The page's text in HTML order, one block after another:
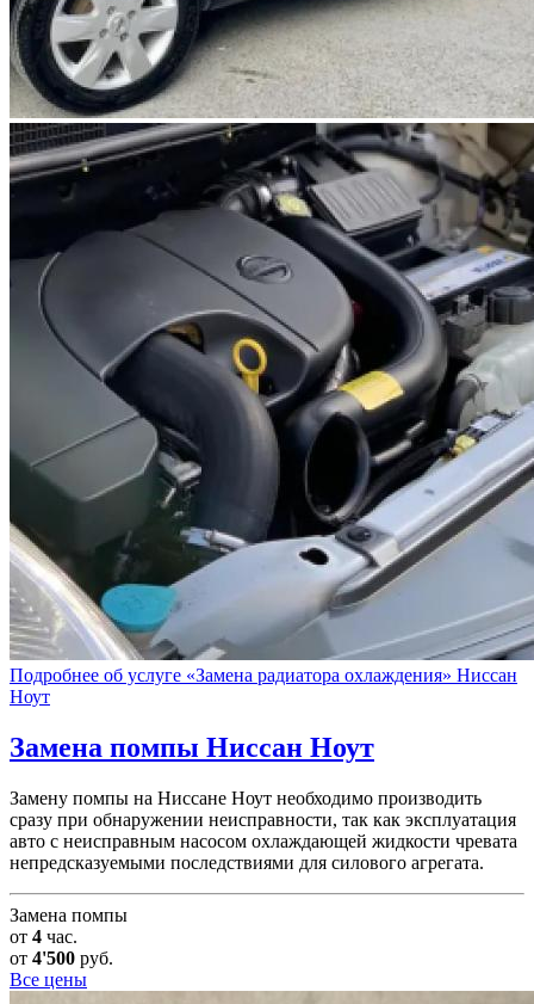
Подробнее об услуге «Замена радиатора охлаждения» Ниссан
Ноут
Замена помпы Ниссан Ноут
Замену помпы на Ниссане Ноут необходимо производить
сразу при обнаружении неисправности, так как эксплуатация
авто с неисправным насосом охлаждающей жидкости чревата
непредсказуемыми последствиями для силового агрегата.
Замена помпы
от 4 час.
от 4'500 руб.
Все цены